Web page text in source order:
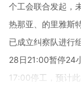
个工会联合发起，
热那亚、的里雅斯
已成立纠察队进行
28日21:00暂停24
17:00停工，预计